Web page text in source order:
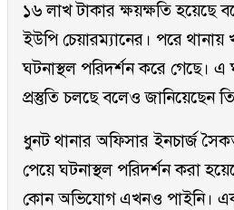
১৬ লাখ টাকার ক্ষয়ক্ষতি হয়েছে
ইউপি চেয়ারম্যানের। পরে
ঘটনাস্থল পরিদর্শন করে গেছে। এ
প্রস্তুতি চলছে বলেও জানিয়েছেন
ধুনট থানার অফিসার ইনচার্জ
পেয়ে ঘটনাস্থল পরিদর্শন করা
কোন অভিযোগ এখনও পাইনি। এক